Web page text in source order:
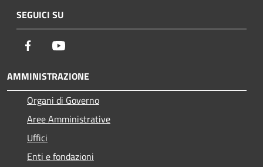
SEGUICI SU
Facebook
AMMINISTRAZIONE
Organi di Governo
Aree Amministrative
Uffici
Enti e fondazioni